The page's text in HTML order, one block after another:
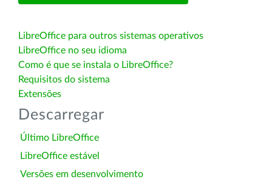
LibreOffice para outros sistemas operativos
LibreOffice no seu idioma
Como é que se instala o LibreOffice?
Requisitos do sistema
Extensões
Descarregar
Último LibreOffice
LibreOffice estável
Versões em desenvolvimento